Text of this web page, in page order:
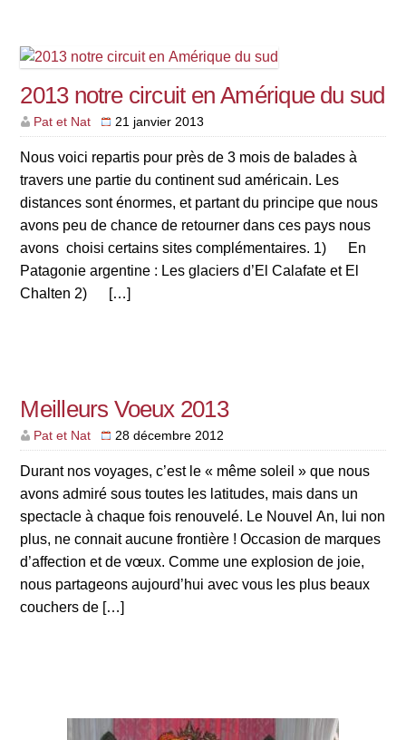
2013 notre circuit en Amérique du sud
Pat et Nat 21 janvier 2013
Nous voici repartis pour près de 3 mois de balades à
travers une partie du continent sud américain. Les
distances sont énormes, et partant du principe que nous
avons peu de chance de retourner dans ces pays nous
avons choisi certains sites complémentaires. 1) En
Patagonie argentine : Les glaciers d’El Calafate et El
Chalten 2) […]
Meilleurs Voeux 2013
Pat et Nat 28 décembre 2012
Durant nos voyages, c’est le « même soleil » que nous
avons admiré sous toutes les latitudes, mais dans un
spectacle à chaque fois renouvelé. Le Nouvel An, lui non
plus, ne connait aucune frontière ! Occasion de marques
d’affection et de vœux. Comme une explosion de joie,
nous partageons aujourd’hui avec vous les plus beaux
couchers de […]